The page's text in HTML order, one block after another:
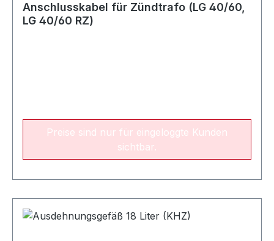
Anschlusskabel für Zündtrafo (LG 40/60,
LG 40/60 RZ)
Preise sind nur für eingeloggte Kunden
sichtbar.